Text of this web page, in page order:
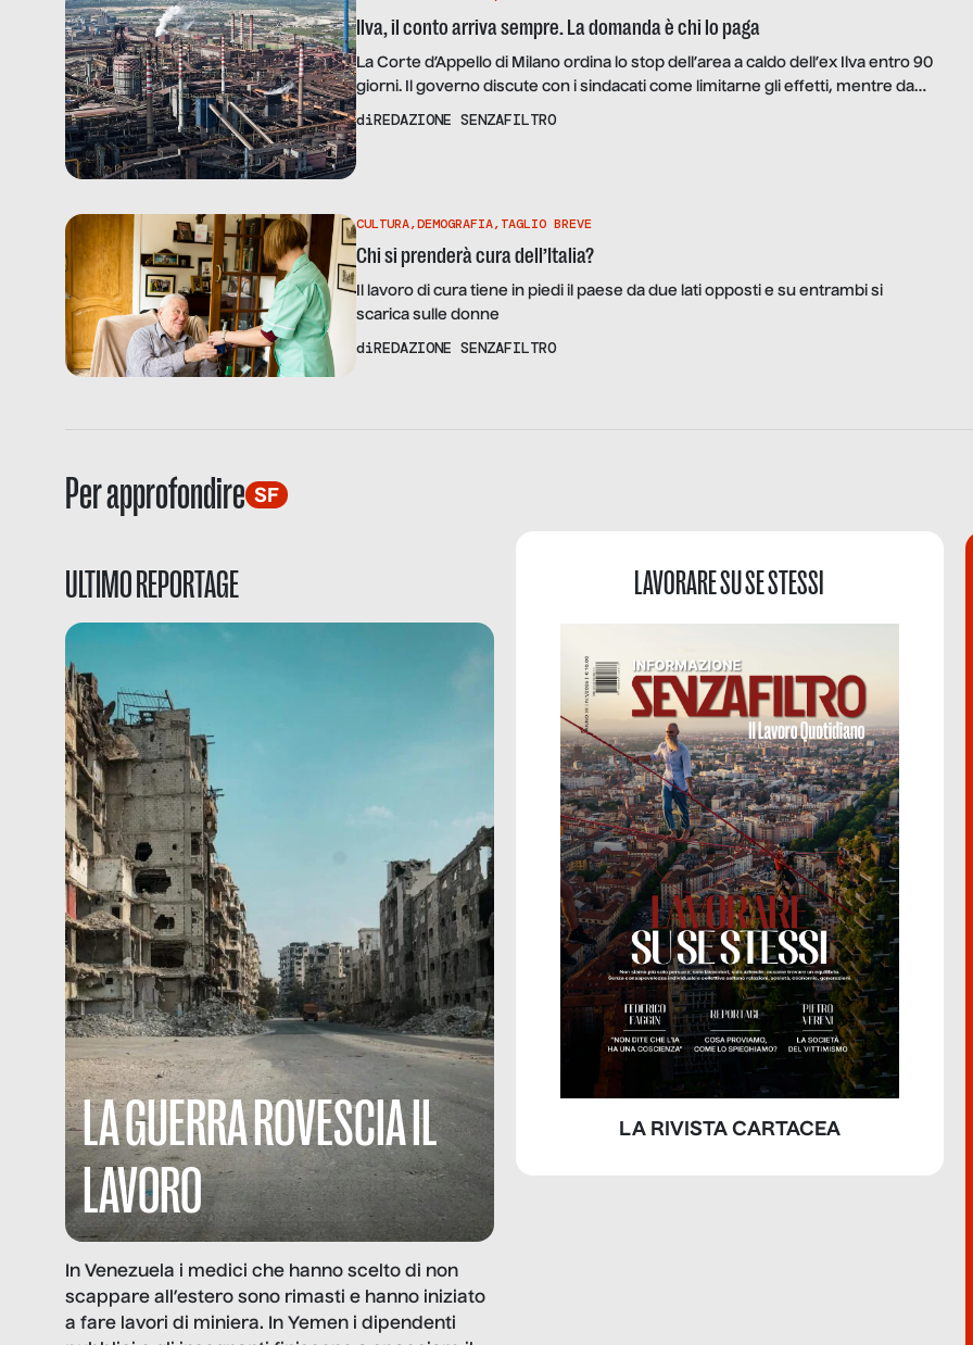
Ilva, il conto arriva sempre. La domanda è chi lo paga
La Corte d’Appello di Milano ordina lo stop dell’area a caldo dell’ex Ilva entro 90
giorni. Il governo discute con i sindacati come limitarne gli effetti, mentre da
oggi i lavoratori scioperano e Jindal Steel rilancia sull’acquisizione dell’intero
sito. Non è una sentenza che crea un problema: è una sentenza che smette di
far finta che il problema non esista.
diREDAZIONE SENZAFILTRO
CULTURA,DEMOGRAFIA,TAGLIO BREVE
Chi si prenderà cura dell’Italia?
Il lavoro di cura tiene in piedi il paese da due lati opposti e su entrambi si
scarica sulle donne
diREDAZIONE SENZAFILTRO
Per approfondire SF
ULTIMO REPORTAGE
LA GUERRA ROVESCIA IL
LAVORO
In Venezuela i medici che hanno scelto di non
scappare all’estero sono rimasti e hanno iniziato
a fare lavori di miniera. In Yemen i dipendenti
LAVORARE SU SE STESSI
LA RIVISTA CARTACEA